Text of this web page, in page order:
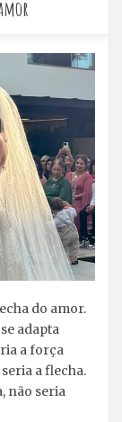
do amor.
adapta
a força
a flecha.
não seria